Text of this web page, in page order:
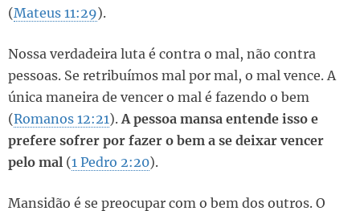
(Mateus 11:29).
Nossa verdadeira luta é contra o mal, não contra
pessoas. Se retribuímos mal por mal, o mal vence. A
única maneira de vencer o mal é fazendo o bem
(Romanos 12:21). A pessoa mansa entende isso e
prefere sofrer por fazer o bem a se deixar vencer
pelo mal (1 Pedro 2:20).
Mansidão é se preocupar com o bem dos outros. O